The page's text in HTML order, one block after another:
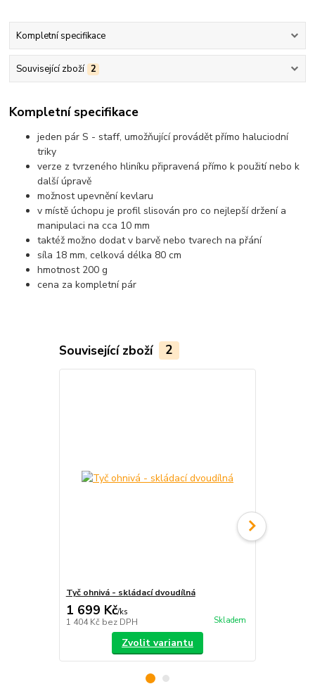
Kompletní specifikace
Související zboží 2
Kompletní specifikace
jeden pár S - staff, umožňující provádět přímo haluciodní
triky
verze z tvrzeného hliníku připravená přímo k použití nebo k
další úpravě
možnost upevnění kevlaru
v místě úchopu je profil slisován pro co nejlepší držení a
manipulaci na cca 10 mm
taktéž možno dodat v barvě nebo tvarech na přání
síla 18 mm, celková délka 80 cm
hmotnost 200 g
cena za kompletní pár
Související zboží 2
Tyč ohnivá - skládací dvoudílná
1 699 Kč/ks
1 404 Kč bez DPH Skladem
Zvolit variantu